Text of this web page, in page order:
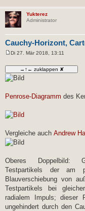
Yukterez
Administrator
Cauchy-Horizont,
t
r
g
Di 27. Mär 2018, 13:11
Penrose-Diagramm des
Vergleiche auch Andrew
Oberes Doppelbild:
Testpartikels der am
Blauverschiebung von
Testpartikels bei
radialem Impuls; dieser
ungehindert durch den